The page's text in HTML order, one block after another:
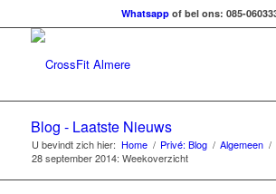
Whatsappof bel ons: 085-
Blog - Laatste Nieuws
U bevindt zich hier: Home / Privé: Blog / Algemeen /
28 september 2014: Weekoverzicht